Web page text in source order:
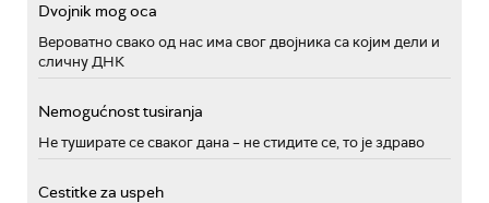
Dvojnik mog oca
Вероватно свако од нас има свог двојника са којим дели и
сличну ДНК
Nemogućnost tusiranja
Не туширате се сваког дана – не стидите се, то је здраво
Cestitke za uspeh